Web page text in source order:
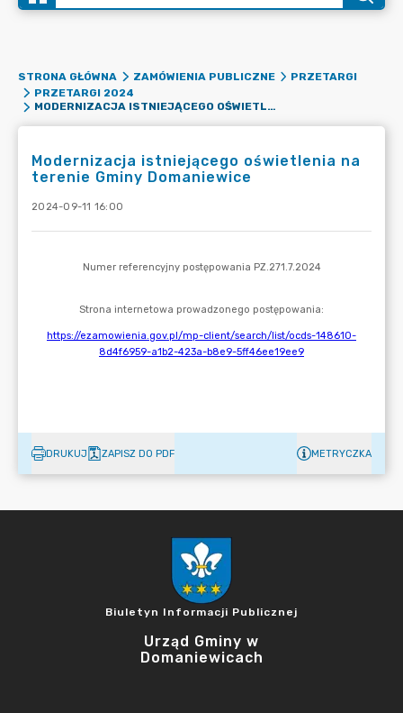
STRONA GŁÓWNA ZAMÓWIENIA PUBLICZNE
PRZETARGI
PRZETARGI 2024
MODERNIZACJA ISTNIEJĄCEGO OŚWIETLENIA NA TERENIE GMINY DOMANIEWICE
Modernizacja istniejącego oświetlenia na
terenie Gminy Domaniewice
2024-09-11 16:00
DRUKUJ ZAPISZ DO PDF METRYCZKA
Biuletyn Informacji Publicznej
Urząd Gminy w
Domaniewicach